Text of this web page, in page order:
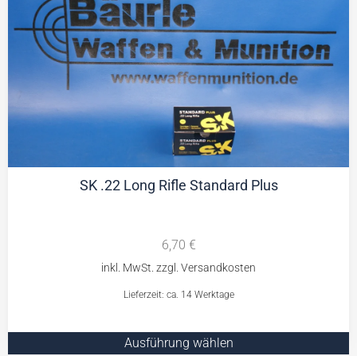
SK .22 Long Rifle Standard Plus
6,70 €
Lieferzeit: ca. 14 Werktage
Ausführung wählen